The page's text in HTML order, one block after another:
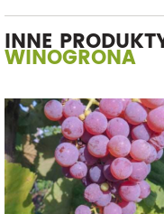
INNE
WINOGRONA